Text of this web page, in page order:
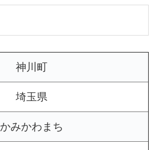
神川町
埼玉県
かみかわまち